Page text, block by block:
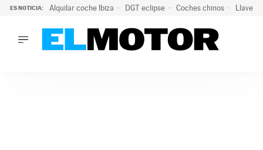
ES NOTICIA: Alquilar coche Ibiza DGT eclipse Coches chinos Llaves